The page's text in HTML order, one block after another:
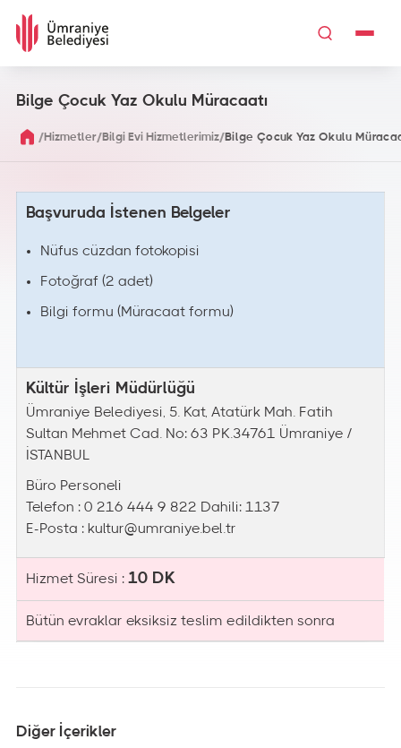
Bilge Çocuk Yaz Okulu Müracaatı
/Hizmetler/Bilgi Evi Hizmetlerimiz/Bilge Çocuk Yaz Okulu
Başvuruda İstenen Belgeler
Nüfus cüzdan fotokopisi
Fotoğraf (2 adet)
Bilgi formu (Müracaat formu)
Kültür İşleri Müdürlüğü
Ümraniye Belediyesi, 5. Kat, Atatürk Mah. Fatih
Sultan Mehmet Cad. No: 63 PK.34761 Ümraniye /
İSTANBUL
Büro Personeli
Telefon : 0 216 444 9 822 Dahili: 1137
E-Posta : kultur@umraniye.bel.tr
Hizmet Süresi : 10 DK
Bütün evraklar eksiksiz teslim edildikten sonra
Diğer İçerikler